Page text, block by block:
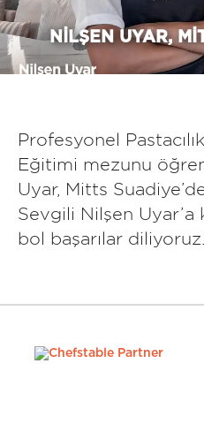
NILŞEN UYAR,
Profesyonel
Eğitimi mezunu
Uyar, Mitts
Sevgili Nilşen Uyar’a
bol başarılar